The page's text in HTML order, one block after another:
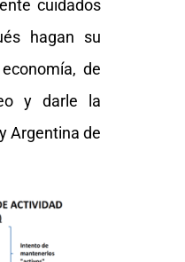
cuidados
hagan su
de
y darle la
Argentina de